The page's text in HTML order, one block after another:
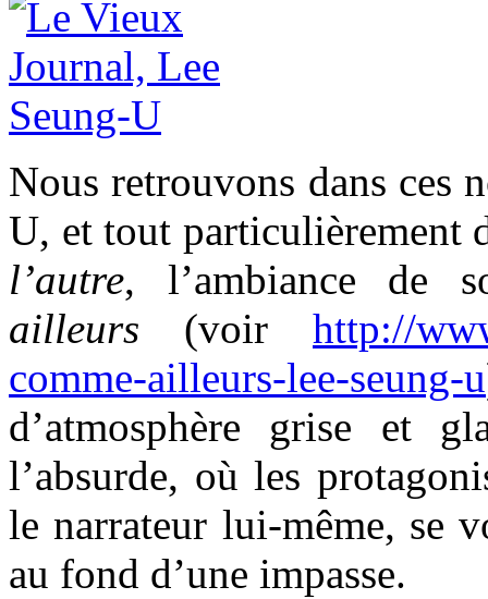
Nous retrouvons dans ces
U, et tout particulièrement
l’autre, l’ambiance de
ailleurs (voir http://
comme-ailleurs-lee-seung-u
d’atmosphère grise et
l’absurde, où les
le narrateur lui-même, se
au fond d’une impasse.